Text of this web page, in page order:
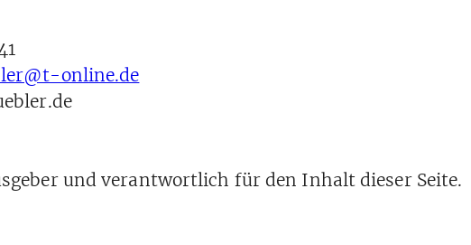
online.de
und verantwortlich für den Inhalt dieser Seite.